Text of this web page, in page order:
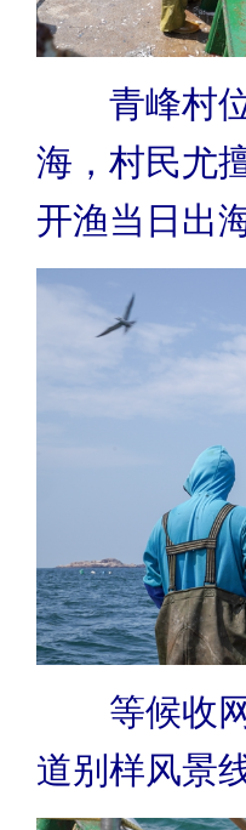
青峰村
海，村民尤
开渔当日出
等候收
道别样风景